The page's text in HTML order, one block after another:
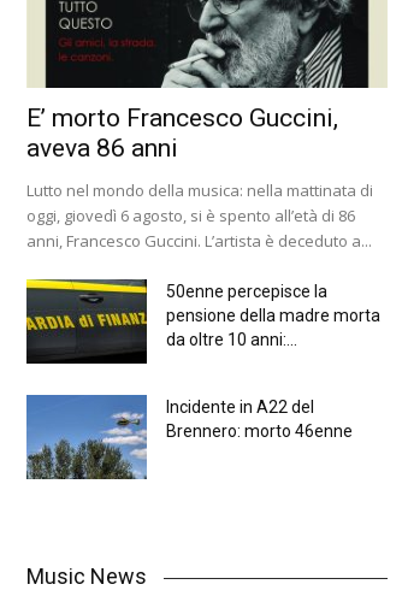
E’ morto Francesco Guccini,
aveva 86 anni
Lutto nel mondo della musica: nella mattinata di
oggi, giovedì 6 agosto, si è spento all’età di 86
anni, Francesco Guccini. L’artista è deceduto a...
50enne percepisce la
pensione della madre morta
da oltre 10 anni:...
Incidente in A22 del
Brennero: morto 46enne
Music News